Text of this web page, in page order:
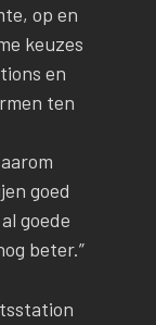
op en
keuzes
en
ten
goed
goede
beter.”